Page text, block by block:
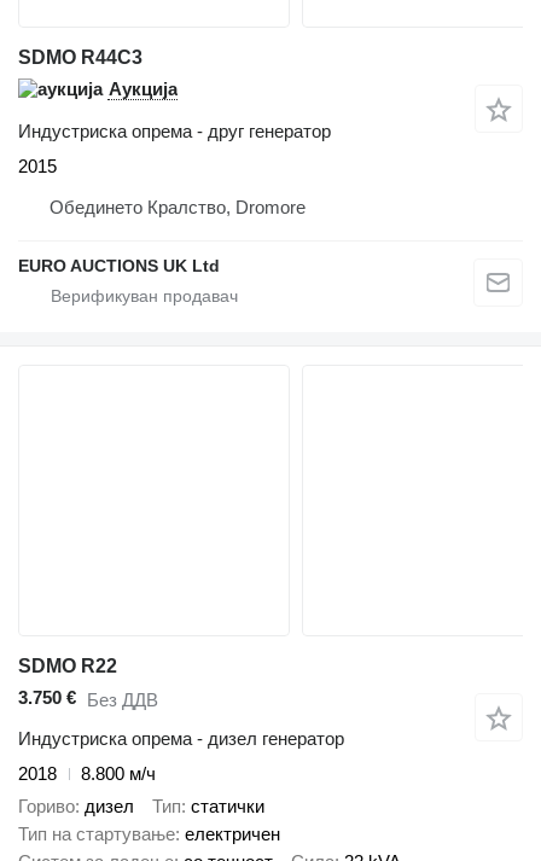
SDMO R44C3
Аукција
Индустриска опрема - друг генератор
2015
Обединето Кралство, Dromore
EURO AUCTIONS UK Ltd
SDMO R22
3.750 € Без ДДВ
Индустриска опрема - дизел генератор
2018
8.800 м/ч
Гориво дизел Тип статички
Тип на стартување електричен